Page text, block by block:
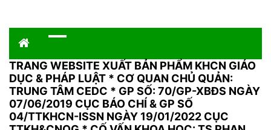
TRANG WEBSITE XUẤT BẢN PHẨM KHCN GIÁO
DỤC & PHÁP LUẬT * CƠ QUAN CHỦ QUẢN:
TRUNG TÂM CEDC * GP SỐ: 70/GP-XBĐS NGÀY
07/06/2019 CỤC BÁO CHÍ & GP SỐ
04/TTKHCN-ISSN NGÀY 19/01/2022 CỤC